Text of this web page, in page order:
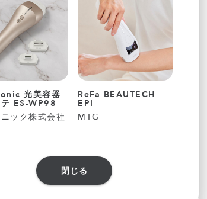
。
り照射
わり、キメの整った明るい素肌へ
ルインワンのルピエ。
ートします。
い美容習慣。
光美容器
ES-WP98
ック株式会社
ReFa BEAUTECH
EPI
MTG
閉じる